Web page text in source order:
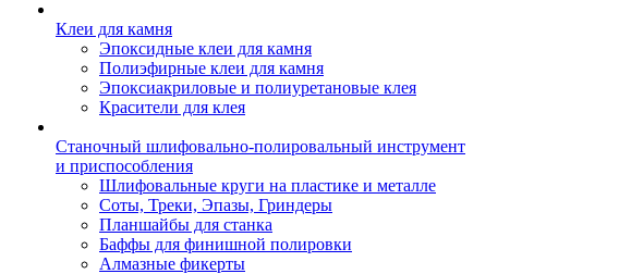
Клеи для камня
Эпоксидные клеи для камня
Полиэфирные клеи для камня
Эпоксиакриловые и полиуретановые клея
Красители для клея
Станочный шлифовально-полировальный инструмент
и приспособления
Шлифовальные круги на пластике и металле
Соты, Треки, Эпазы, Гриндеры
Планшайбы для станка
Баффы для финишной полировки
Алмазные фикерты